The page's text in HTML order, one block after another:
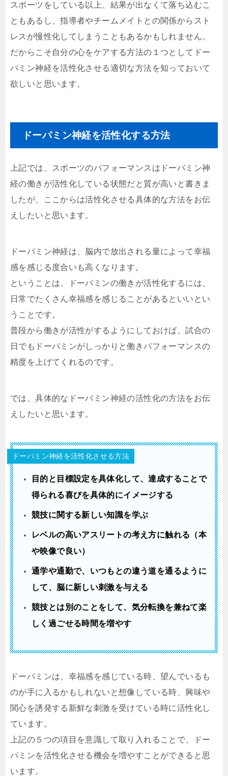
スポーツをしている以上、結果が出なくて落ち込むこ
ともあるし、指導者やチームメイトとの関係からスト
レスが慢性化してしまうこともあるかもしれません。
だからこそ自分の心をケアする方法の１つとしてドー
パミン神経を活性化させる適切な方法を知っておいて
欲しいと思います。
ドーパミン神経を活性化する方法
上記では、スポーツのパフォーマンスはドーパミン神
経の働きが活性化している状態だと質が高いと書きま
したが、ここからは活性化させる具体的な方法をお伝
えしたいと思います。
ドーパミン神経は、脳内で放出される量によって幸福
感を感じる度合いも高くなります。
ということは、ドーパミンの働きが活性化するには、
日常でたくさん幸福感を感じることがあるといいとい
うことです。
普段から働きが活性がするようにしておけば、試合の
日でもドーパミンがしっかりと働きパフォーマンスの
精度を上げてくれるのです。
では、具体的なドーパミン神経の活性化の方法をお伝
えしたいと思います。
ドーパミン神経を活性化させる方法
目的と目標設定を具体化して、達成することで
得られる喜びを具体的にイメージする
競技に関する新しい知識を学ぶ
レベルの高いアスリートの考え方に触れる（本
や映像で良い）
通学や通勤で、いつもとの違う道を通るように
して、脳に新しい刺激を与える
競技とは別のことをして、気分転換を兼ねて楽
しく過ごせる時間を増やす
ドーパミンは、幸福感を感じている時、望んでいるも
のが手に入るかもしれないと想像している時、興味や
関心を誘発する新鮮な刺激を受けている時に活性化し
ています。
上記の５つの項目を意識して取り入れることで、ドー
パミンを活性化させる機会を増やすことができると思
います。